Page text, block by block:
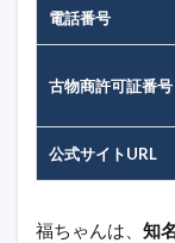
電話番号
古物商許可証番号
公式サイトURL
福ちゃんは、 知